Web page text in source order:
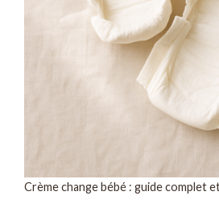
Crème change bébé : guide complet